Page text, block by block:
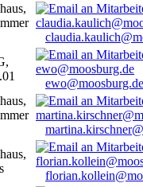
ewo@moosburg.de